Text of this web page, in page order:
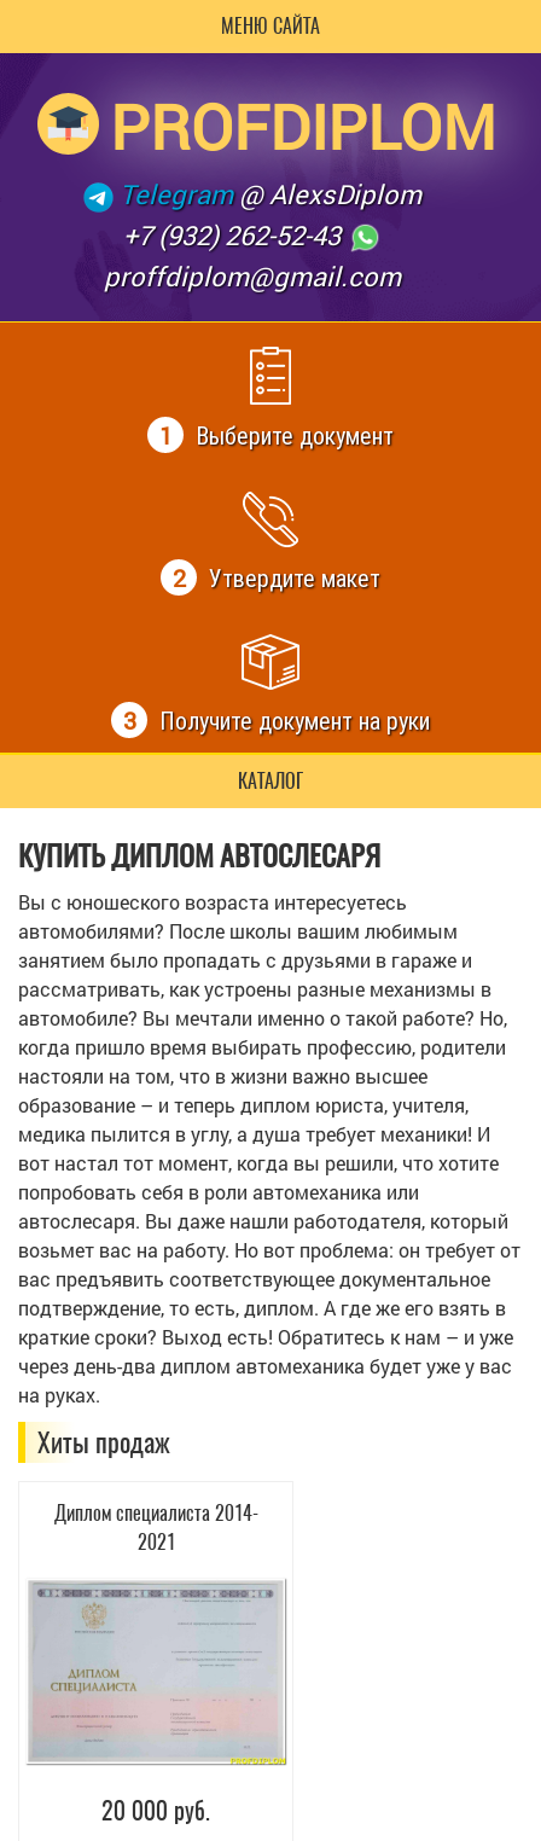
МЕНЮ САЙТА
PROFDIPLOM
Telegram @ AlexsDiplom
+7 (932) 262-52-43
proffdiplom@gmail.com
1 Выберите документ
2 Утвердите макет
3 Получите документ на руки
КАТАЛОГ
КУПИТЬ ДИПЛОМ АВТОСЛЕСАРЯ
Вы с юношеского возраста интересуетесь
автомобилями? После школы вашим любимым
занятием было пропадать с друзьями в гараже и
рассматривать, как устроены разные механизмы в
автомобиле? Вы мечтали именно о такой работе? Но,
когда пришло время выбирать профессию, родители
настояли на том, что в жизни важно высшее
образование – и теперь диплом юриста, учителя,
медика пылится в углу, а душа требует механики! И
вот настал тот момент, когда вы решили, что хотите
попробовать себя в роли автомеханика или
автослесаря. Вы даже нашли работодателя, который
возьмет вас на работу. Но вот проблема: он требует от
вас предъявить соответствующее документальное
подтверждение, то есть, диплом. А где же его взять в
краткие сроки? Выход есть! Обратитесь к нам – и уже
через день-два диплом автомеханика будет уже у вас
на руках.
Хиты продаж
Диплом специалиста 2014-
2021
20 000 руб.